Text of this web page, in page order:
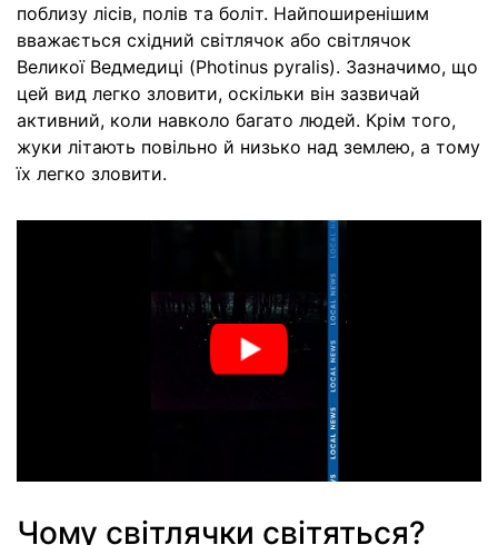
поблизу лісів, полів та боліт. Найпоширенішим
вважається східний світлячок або світлячок
Великої Ведмедиці (Photinus pyralis). Зазначимо, що
цей вид легко зловити, оскільки він зазвичай
активний, коли навколо багато людей. Крім того,
жуки літають повільно й низько над землею, а тому
їх легко зловити.
Чому світлячки світяться?